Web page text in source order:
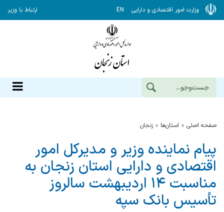
وزارت امور اقتصادی و دارایی EN ارتباط با وزیر
صفحه اصلی استان‌ها زنجان
پیام نماینده وزیر و مدیرکل امور
اقتصادی و دارایی استان زنجان به
مناسبت ۱۴ اردیبهشت سالروز
تأسیس بانک سپه